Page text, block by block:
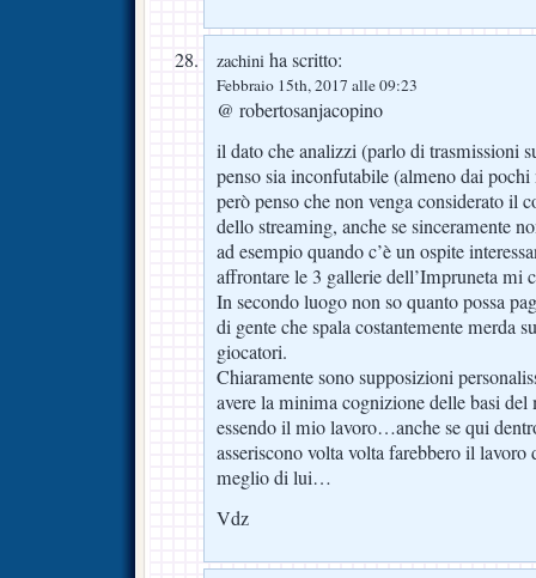
zachini ha scritto:
Febbraio 15th, 2017 alle 09:23
@ robertosanjacopino
il dato che analizzi (parlo di trasmissioni
penso sia inconfutabile (almeno dai
però penso che non venga considerato il
dello streaming, anche se sinceramente
ad esempio quando c’è un ospite
affrontare le 3 gallerie dell’Impruneta mi
In secondo luogo non so quanto possa
di gente che spala costantemente merda
giocatori.
Chiaramente sono supposizioni
avere la minima cognizione delle basi
essendo il mio lavoro…anche se qui
asseriscono volta volta farebbero il
meglio di lui…
Vdz